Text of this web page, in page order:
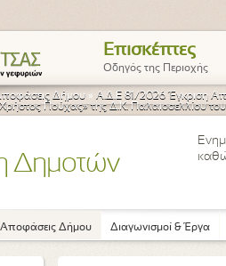
Επισκέπτες
Οδηγός της Περιοχής
Δήμου » Α.Δ.Ε 81/2026 Έγκριση
Πούχας» της Δ.Κ. Παλαιοσελλίου
Δημοτών
Αποφάσεις Δήμου Διαγωνισμοί & Έργα